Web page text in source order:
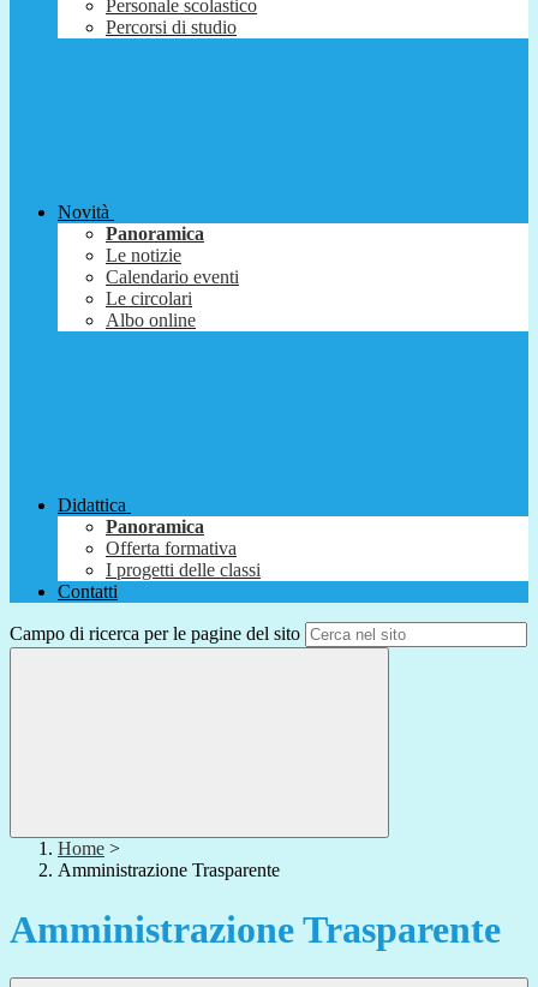
Personale scolastico
Percorsi di studio
Novità
Panoramica
Le notizie
Calendario eventi
Le circolari
Albo online
Didattica
Panoramica
Offerta formativa
I progetti delle classi
Contatti
Campo di ricerca per le pagine del sito
Home >
Amministrazione Trasparente
Amministrazione Trasparente